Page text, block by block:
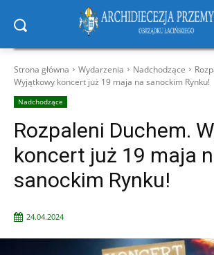
Strona główna Wydarzenia Nadchodzące
Wyjątkowy koncert już 19 maja na sanockim Rynku!
Nadchodzące
Rozpaleni Duchem.
koncert już 19 maja
sanockim Rynku!
24.04.2024